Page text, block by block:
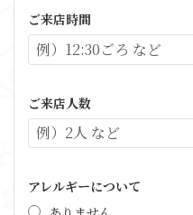
ご来店時間
ご来店人数
アレルギーについて